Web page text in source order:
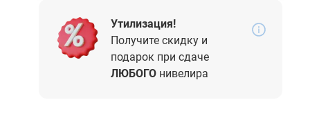
Утилизация!
Получите скидку и
подарок при сдаче
ЛЮБОГОнивелира